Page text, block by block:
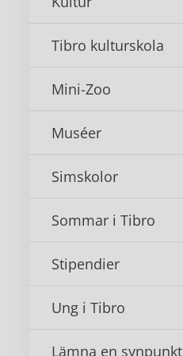
Tibro kulturskola
Mini-Zoo
Muséer
Simskolor
Sommar i Tibro
Stipendier
Ung i Tibro
Lämna en synpunkt